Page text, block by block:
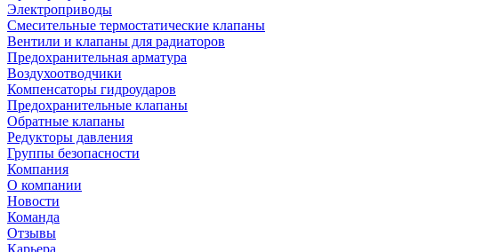
Электроприводы
Смесительные термостатические клапаны
Вентили и клапаны для радиаторов
Предохранительная арматура
Воздухоотводчики
Компенсаторы гидроударов
Предохранительные клапаны
Обратные клапаны
Редукторы давления
Группы безопасности
Компания
О компании
Новости
Команда
Отзывы
Карьера